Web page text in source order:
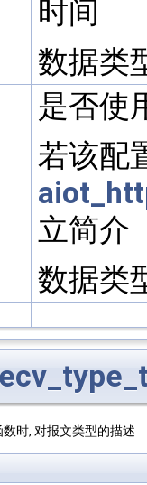
时间
数据类
是否使
若该配
立简介
数据类
时, 对报文类型的描述